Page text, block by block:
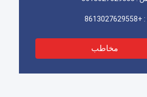
+8613027629558
مخاطب